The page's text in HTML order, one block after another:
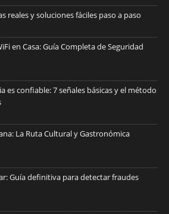
reales y soluciones fáciles paso a paso
en Casa: Guía Completa de Seguridad
es confiable: 7 señales básicas y el método
La Ruta Cultural y Gastronómica
Guía definitiva para detectar fraudes